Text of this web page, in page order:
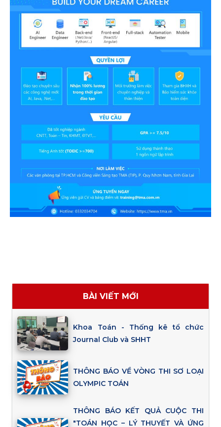
BÀI VIẾT MỚI
Khoa Toán - Thống kê tổ chức
Journal Club và SHHT
THÔNG BÁO VỀ VÒNG THI SƠ LOẠI
OLYMPIC TOÁN
THÔNG BÁO KẾT QUẢ CUỘC THI
"TOÁN HỌC – LÝ THUYẾT VÀ ỨNG